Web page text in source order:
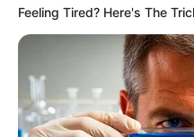
Feeling Tired? Here's The